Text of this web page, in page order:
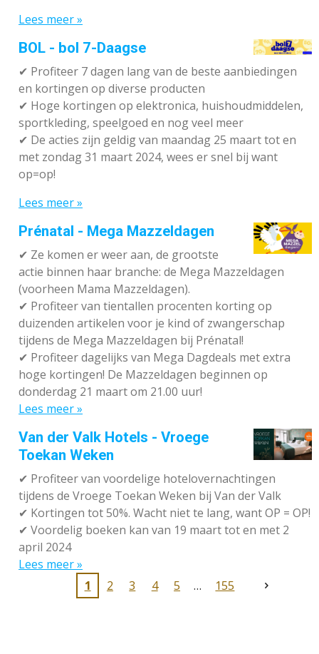
Lees meer »
BOL - bol 7-Daagse
✔ Profiteer 7 dagen lang van de beste aanbiedingen
en kortingen op diverse producten
✔ Hoge kortingen op elektronica, huishoudmiddelen,
sportkleding, speelgoed en nog veel meer
✔ De acties zijn geldig van maandag 25 maart tot en
met zondag 31 maart 2024, wees er snel bij want
op=op!
Lees meer »
Prénatal - Mega Mazzeldagen
✔ Ze komen er weer aan, de grootste
actie binnen haar branche: de Mega Mazzeldagen
(voorheen Mama Mazzeldagen).
✔ Profiteer van tientallen procenten korting op
duizenden artikelen voor je kind of zwangerschap
tijdens de Mega Mazzeldagen bij Prénatal!
✔ Profiteer dagelijks van Mega Dagdeals met extra
hoge kortingen! De Mazzeldagen beginnen op
donderdag 21 maart om 21.00 uur!
Lees meer »
Van der Valk Hotels - Vroege
Toekan Weken
✔ Profiteer van voordelige hotelovernachtingen
tijdens de Vroege Toekan Weken bij Van der Valk
✔ Kortingen tot 50%. Wacht niet te lang, want OP = OP!
✔ Voordelig boeken kan van 19 maart tot en met 2
april 2024
Lees meer »
1
2 3 4 5 155